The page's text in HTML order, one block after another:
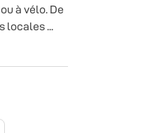
à vélo. De
locales ...